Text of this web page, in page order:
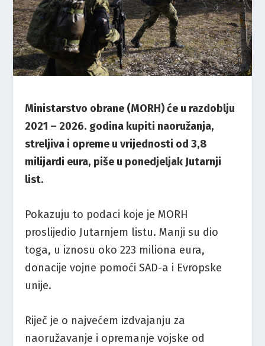
Ministarstvo obrane (MORH) će u razdoblju
2021 – 2026. godina kupiti naoružanja,
streljiva i opreme u vrijednosti od 3,8
milijardi eura, piše u ponedjeljak Jutarnji
list.
Pokazuju to podaci koje je MORH
proslijedio Jutarnjem listu. Manji su dio
toga, u iznosu oko 223 miliona eura,
donacije vojne pomoći SAD-a i Evropske
unije.
Riječ je o najvećem izdvajanju za
naoružavanje i opremanje vojske od